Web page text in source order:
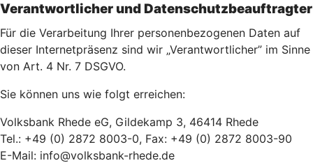
Verantwortlicher und Datenschutzbeauftragter
Für die Verarbeitung Ihrer personenbezogenen Daten auf
dieser Internetpräsenz sind wir „Verantwortlicher” im Sinne
von Art. 4 Nr. 7 DSGVO.
Sie können uns wie folgt erreichen:
Volksbank Rhede eG, Gildekamp 3, 46414 Rhede
Tel.: +49 (0) 2872 8003-0, Fax: +49 (0) 2872 8003-90
E-Mail: info@volksbank-rhede.de